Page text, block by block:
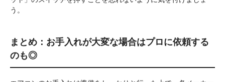
う。
まとめ：お手入れが大変な場合はプロに依頼する
のも◎